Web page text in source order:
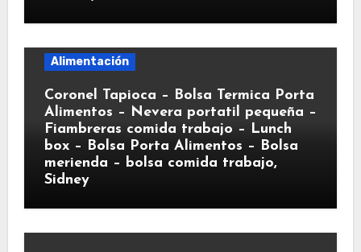
Alimentación
Coronel Tapioca – Bolsa Termica Porta
Alimentos – Nevera portatil pequeña –
Fiambreras comida trabajo – Lunch
box – Bolsa Porta Alimentos – Bolsa
merienda – bolsa comida trabajo,
Sidney